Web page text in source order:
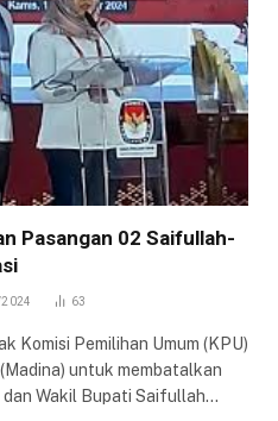
Pasangan 02 Saifullah-
63
Komisi Pemilihan Umum (KPU)
untuk membatalkan
Wakil Bupati Saifullah…